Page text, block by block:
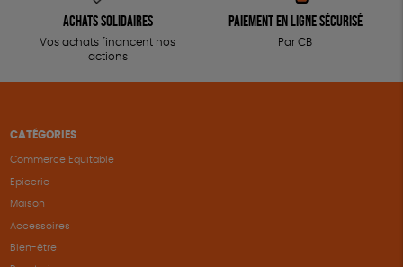
Achats solidaires
Vos achats financent nos
actions
Paiement en ligne sécurisé
Par CB
CATÉGORIES
Commerce Equitable
Epicerie
Maison
Accessoires
Bien-être